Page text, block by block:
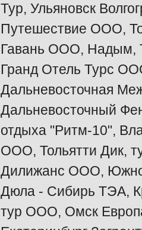
Тур, Ульяновск
Путешествие ООО,
Гавань ООО, Надым,
Гранд Отель Турс
Дальневосточная
Дальневосточный
отдыха "Ритм-10",
ООО, Тольятти Дик,
Дилижанс ООО,
Дюла - Сибирь ТЭА,
тур ООО, Омск